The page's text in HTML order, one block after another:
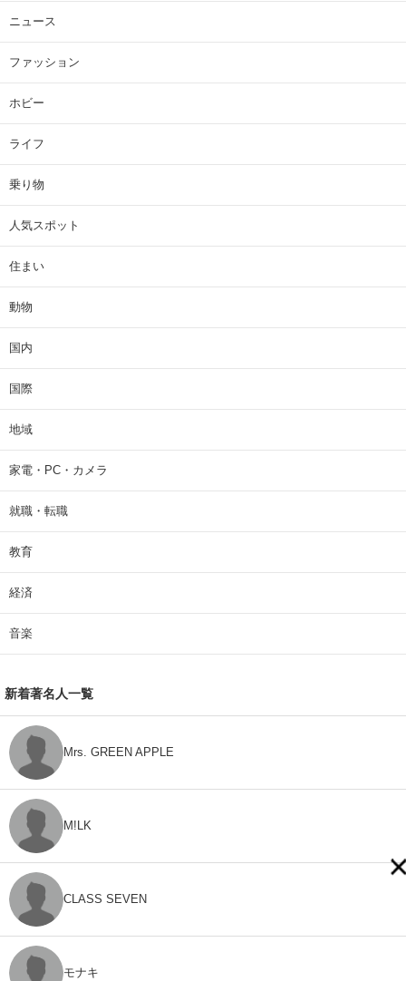
ニュース
ファッション
ホビー
ライフ
乗り物
人気スポット
住まい
動物
国内
国際
地域
家電・PC・カメラ
就職・転職
教育
経済
音楽
新着著名人一覧
Mrs. GREEN APPLE
M!LK
CLASS SEVEN
モナキ